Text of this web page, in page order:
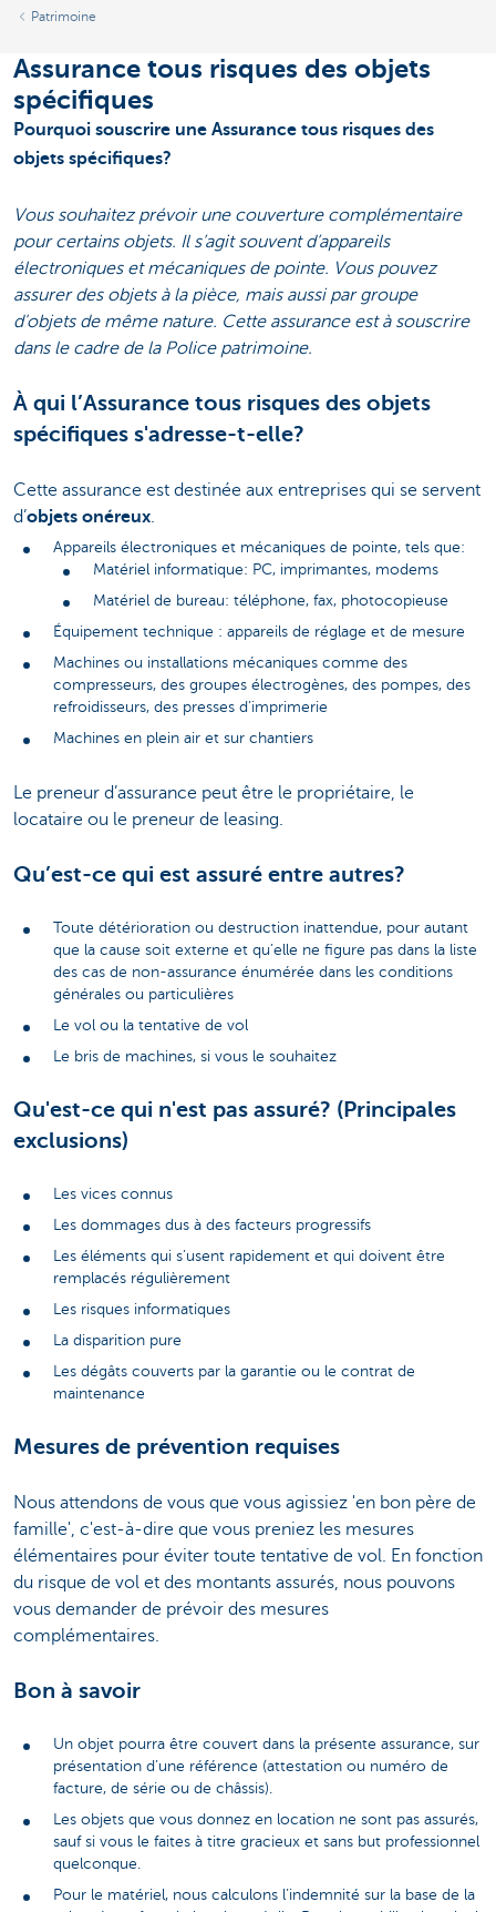
Patrimoine
Assurance tous risques des objets
spécifiques
Pourquoi souscrire une Assurance tous risques des
objets spécifiques?
Vous souhaitez prévoir une couverture complémentaire
pour certains objets. Il s’agit souvent d’appareils
électroniques et mécaniques de pointe. Vous pouvez
assurer des objets à la pièce, mais aussi par groupe
d'objets de même nature. Cette assurance est à souscrire
dans le cadre de la Police patrimoine.
À qui l’Assurance tous risques des objets
spécifiques s'adresse-t-elle?
Cette assurance est destinée aux entreprises qui se servent
d’objets onéreux.
Appareils électroniques et mécaniques de pointe, tels que:
Matériel informatique: PC, imprimantes, modems
Matériel de bureau: téléphone, fax, photocopieuse
Équipement technique : appareils de réglage et de mesure
Machines ou installations mécaniques comme des
compresseurs, des groupes électrogènes, des pompes, des
refroidisseurs, des presses d’imprimerie
Machines en plein air et sur chantiers
Le preneur d’assurance peut être le propriétaire, le
locataire ou le preneur de leasing.
Qu’est-ce qui est assuré entre autres?
Toute détérioration ou destruction inattendue, pour autant
que la cause soit externe et qu’elle ne figure pas dans la liste
des cas de non-assurance énumérée dans les conditions
générales ou particulières
Le vol ou la tentative de vol
Le bris de machines, si vous le souhaitez
Qu'est-ce qui n'est pas assuré? (Principales
exclusions)
Les vices connus
Les dommages dus à des facteurs progressifs
Les éléments qui s’usent rapidement et qui doivent être
remplacés régulièrement
Les risques informatiques
La disparition pure
Les dégâts couverts par la garantie ou le contrat de
maintenance
Mesures de prévention requises
Nous attendons de vous que vous agissiez 'en bon père de
famille', c'est-à-dire que vous preniez les mesures
élémentaires pour éviter toute tentative de vol. En fonction
du risque de vol et des montants assurés, nous pouvons
vous demander de prévoir des mesures
complémentaires.
Bon à savoir
Un objet pourra être couvert dans la présente assurance, sur
présentation d’une référence (attestation ou numéro de
facture, de série ou de châssis).
Les objets que vous donnez en location ne sont pas assurés,
sauf si vous le faites à titre gracieux et sans but professionnel
quelconque.
Pour le matériel, nous calculons l’indemnité sur la base de la